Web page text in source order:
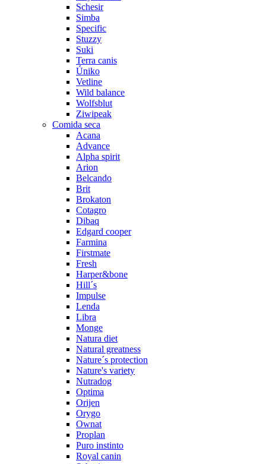
Schesir
Simba
Specific
Stuzzy
Suki
Terra canis
Úniko
Vetline
Wild balance
Wolfsblut
Ziwipeak
Comida seca
Acana
Advance
Alpha spirit
Arion
Belcando
Brit
Brokaton
Cotagro
Dibaq
Edgard cooper
Farmina
Firstmate
Fresh
Harper&bone
Hill´s
Impulse
Lenda
Libra
Monge
Natura diet
Natural greatness
Nature´s protection
Nature's variety
Nutradog
Optima
Orijen
Orygo
Ownat
Proplan
Puro instinto
Royal canin